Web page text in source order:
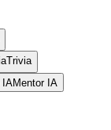
Trivia
IAMentor IA